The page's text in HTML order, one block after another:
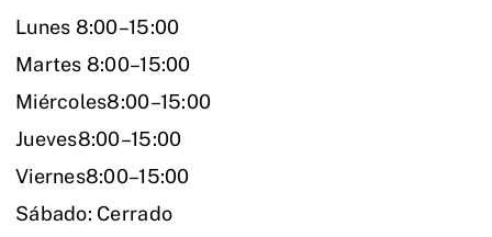
Lunes 8:00–15:00
Martes 8:00–15:00
Miércoles8:00–15:00
Jueves8:00–15:00
Viernes8:00–15:00
Sábado: Cerrado